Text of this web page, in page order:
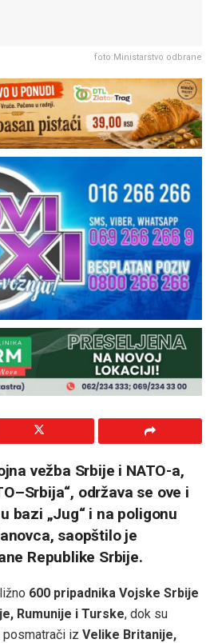
foto:Ministarstvo odbrane
vežba Srbije i NATO-a,
održava se ove i
bazi „Jug“ i na poligonu
saopštilo je
Republike Srbije.
600 pripadnika Vojske Srbije
Rumunije i Turske, dok su
iz Velike Britanije,